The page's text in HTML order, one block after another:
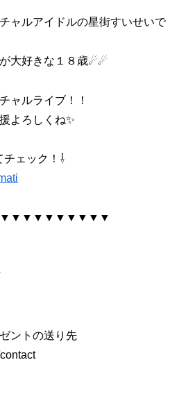
ャルアイドルの星街すいせいで
大好きな１８歳☄☄
ャルライブ！！
よろしくね✨
チェック！⇩
ントの送り先